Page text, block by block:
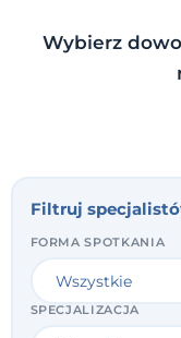
Wybierz
Filtruj
FORMA SPOTKANIA
SPECJALIZACJA